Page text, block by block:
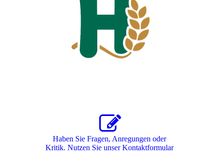
Haben Sie Fragen, Anregungen oder
Kritik. Nutzen Sie unser Kon­takt­for­mu­lar